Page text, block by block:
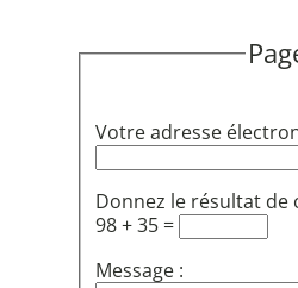
Votre adresse
Donnez le résultat de
98 + 35 =
Message :